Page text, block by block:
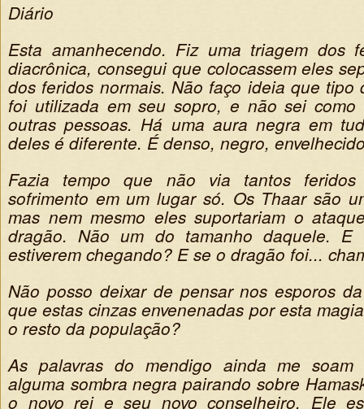
Diário
Esta amanhecendo. Fiz uma triagem dos
diacrônica, consegui que colocassem eles
dos feridos normais. Não faço ideia que tipo
foi utilizada em seu sopro, e não sei
outras pessoas. Há uma aura negra em
deles é diferente. É denso, negro,
Fazia tempo que não via tantos
sofrimento em um lugar só. Os Thaar são
mas nem mesmo eles suportariam o
dragão. Não um do tamanho daquele. E
estiverem chegando? E se o dragão foi...
Não posso deixar de pensar nos esporos
que estas cinzas envenenadas por esta
o resto da população?
As palavras do mendigo ainda me soam
alguma sombra negra pairando sobre
o novo rei e seu novo conselheiro. Ele